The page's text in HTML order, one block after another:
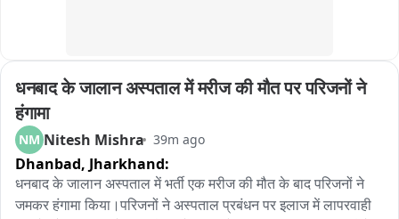
बाइट-प्रदर्शनकारी
धनबाद के जालान अस्पताल में मरीज की मौत पर परिजनों ने
हंगामा
NM Nitesh Mishra 39m ago
Dhanbad, Jharkhand:
धनबाद के जालान अस्पताल में भर्ती एक मरीज की मौत के बाद परिजनों ने
जमकर हंगामा किया।परिजनों ने अस्पताल प्रबंधन पर इलाज में लापरवाही